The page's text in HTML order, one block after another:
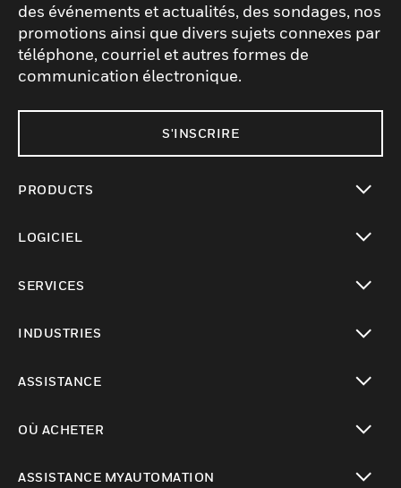
des événements et actualités, des sondages, nos
promotions ainsi que divers sujets connexes par
téléphone, courriel et autres formes de
communication électronique.
S'INSCRIRE
PRODUCTS
LOGICIEL
SERVICES
INDUSTRIES
ASSISTANCE
OÙ ACHETER
ASSISTANCE MYAUTOMATION